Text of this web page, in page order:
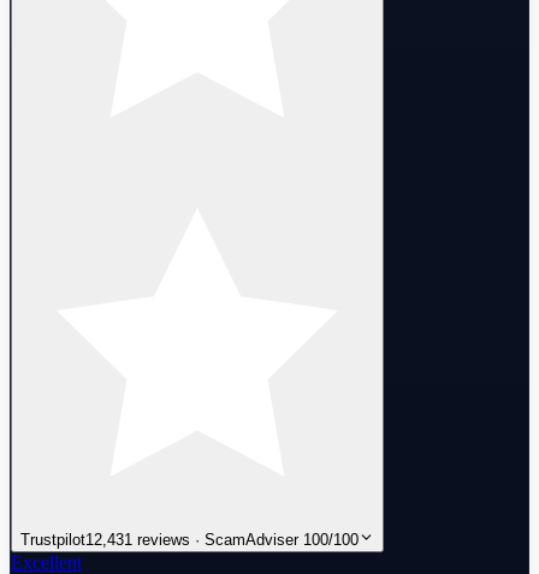
Trustpilot12,431 reviews · ScamAdviser 100/100
Excellent